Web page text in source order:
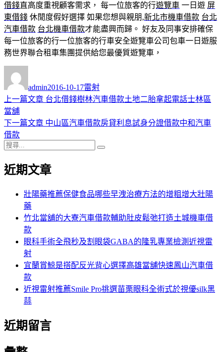
借錢直高度重視顧客需求， 每一位旅客的行遊覽車 一日遊 屏
東借錢 休閒度假好選擇 如果您想與親朋,新北市機車借款 台北
汽車借款 台北機車借款才能盡興而歸。 好友及同事安排確保
每一位旅客的行一位旅客的行車安全遊覽車公司包車一日遊服
務世界聯合租車集團提供給您最優質遊覽車，
者
admin佈
日
2016-10-17類
雷射
文
章
導
覽
上一篇文章 上
篇
台北借錢樹林汽車借款土地二胎拿起電話士林區
當舖
下一篇文章 下
章:
中山區汽車借款房貸利息試身分證借款中和汽車
借款
搜
關
近期文章
壯陽藥推薦保健食品哪些早洩治療方法的增粗增大壯陽
藥
竹北當舖的大寮汽車借款輔助肚皮鬆弛打造土城機車借
款
眼科手術全飛秒及割眼袋GABA的隆乳專業檢測近視雷
射
宜蘭賞鯨是搭配反光背心選擇高雄當舖快速鳳山汽車借
款
近視雷射推薦Smile Pro挑選苗栗眼科全術式於視優silk黑
蒜
近期留言